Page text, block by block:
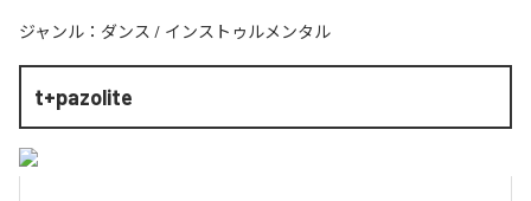
ジャンル： ダンス / インストゥルメンタル
t+pazolite